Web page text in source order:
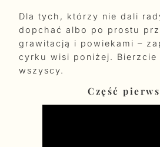
Dla tych, którzy nie dali
dopchać albo po prostu
grawitacją i powiekami –
cyrku wisi poniżej.
wszyscy.
Część